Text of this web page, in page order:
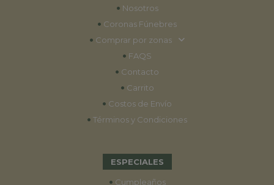
• Nosotros
• Coronas Fúnebres
• Comprar por zonas
• FAQS
• Contacto
• Carrito
• Costos de Envío
• Términos y Condiciones
ESPECIALES
• Cumpleaños